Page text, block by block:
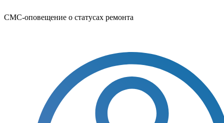
СМС-оповещение о статусах ремонта